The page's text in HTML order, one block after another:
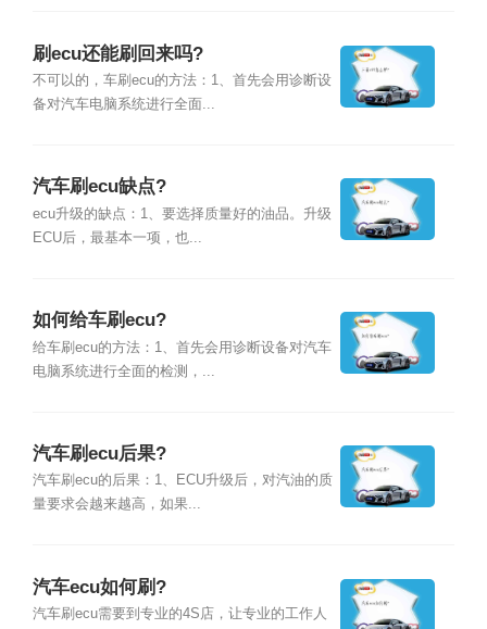
刷ecu还能刷回来吗?
不可以的，车刷ecu的方法：1、首先会用诊断设
备对汽车电脑系统进行全面...
汽车刷ecu缺点?
ecu升级的缺点：1、要选择质量好的油品。升级
ECU后，最基本一项，也...
如何给车刷ecu?
给车刷ecu的方法：1、首先会用诊断设备对汽车
电脑系统进行全面的检测，...
汽车刷ecu后果?
汽车刷ecu的后果：1、ECU升级后，对汽油的质
量要求会越来越高，如果...
汽车ecu如何刷?
汽车刷ecu需要到专业的4S店，让专业的工作人